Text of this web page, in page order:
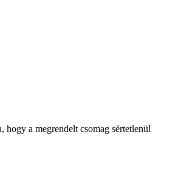
a megrendelt csomag sértetlenül